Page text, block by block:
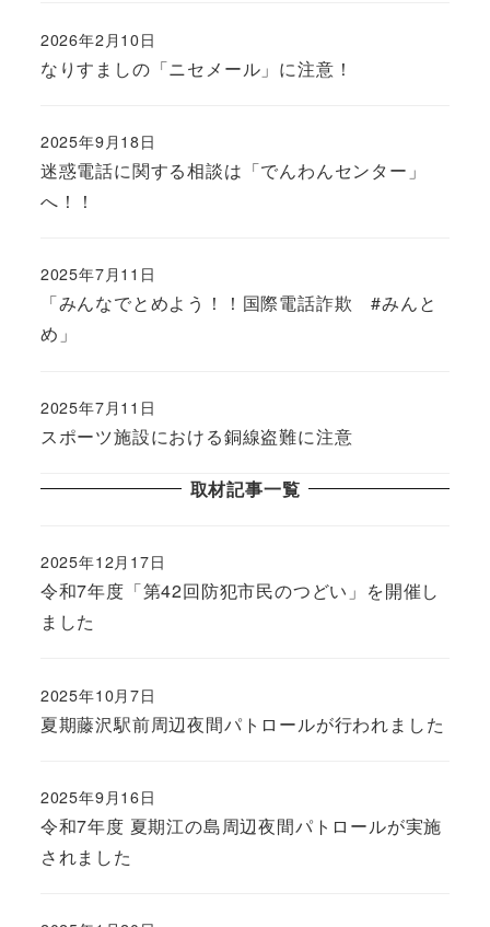
なりすましの「ニセメール」に注意！
2026年2月10日
迷惑電話に関する相談は「でんわんセンター」
へ！！
2025年9月18日
「みんなでとめよう！！国際電話詐欺 #みんと
め」
2025年7月11日
スポーツ施設における銅線盗難に注意
2025年7月11日
取材記事一覧
令和7年度「第42回防犯市民のつどい」を開催し
ました
2025年12月17日
夏期藤沢駅前周辺夜間パトロールが行われました
2025年10月7日
令和7年度 夏期江の島周辺夜間パトロールが実施
されました
2025年9月16日